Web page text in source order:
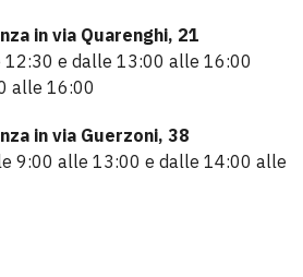
in via Quarenghi, 21
e dalle 13:00 alle 16:00
alle 16:00
in via Guerzoni, 38
9:00 alle 13:00 e dalle 14:00 alle